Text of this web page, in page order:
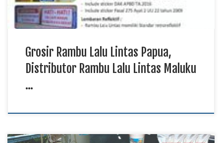
Grosir Rambu Lalu Lintas Papua,
Distributor Rambu Lalu Lintas Maluku
…